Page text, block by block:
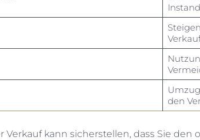
den
Verkauf kann sicherstellen, dass Sie